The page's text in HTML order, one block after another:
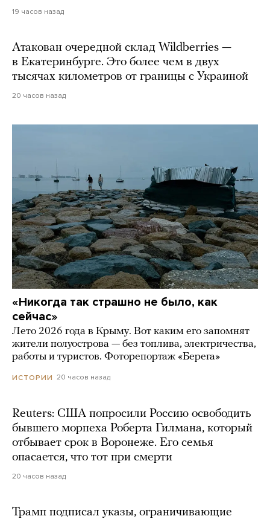
19 часов назад
Атакован очередной склад Wildberries —
в Екатеринбурге. Это более чем в двух
тысячах километров от границы с Украиной
20 часов назад
«Никогда так страшно не было, как
сейчас»
Лето 2026 года в Крыму. Вот каким его запомнят
жители полуострова — без топлива, электричества,
работы и туристов. Фоторепортаж «Берега»
ИСТОРИИ 20 часов назад
Reuters: США попросили Россию освободить
бывшего морпеха Роберта Гилмана, который
отбывает срок в Воронеже. Его семья
опасается, что тот при смерти
20 часов назад
Трамп подписал указы, ограничивающие